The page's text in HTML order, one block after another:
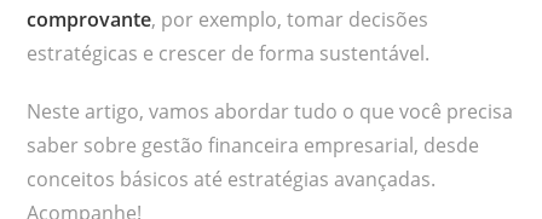
comprovante, por exemplo, tomar decisões
estratégicas e crescer de forma sustentável.
Neste artigo, vamos abordar tudo o que você precisa
saber sobre gestão financeira empresarial, desde
conceitos básicos até estratégias avançadas.
Acompanhe!